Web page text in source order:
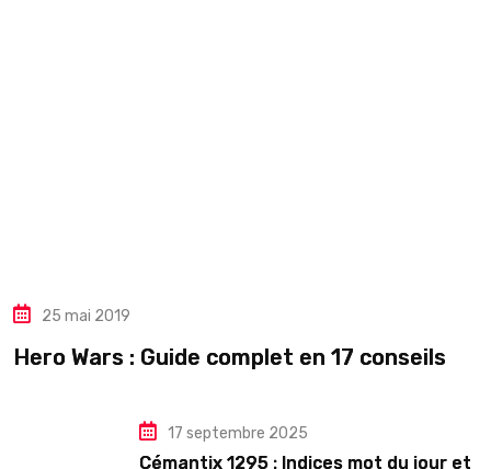
25 mai 2019
Hero Wars : Guide complet en 17 conseils
17 septembre 2025
Cémantix 1295 : Indices mot du jour et